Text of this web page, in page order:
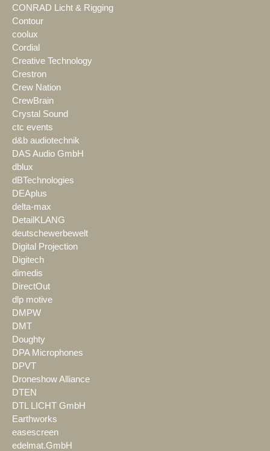
CONRAD Licht & Rigging
Contour
coolux
Cordial
Creative Technology
Crestron
Crew Nation
CrewBrain
Crystal Sound
ctc events
d&b audiotechnik
DAS Audio GmbH
dblux
dBTechnologies
DEAplus
delta-max
DetailKLANG
deutschewerbewelt
Digital Projection
Digitech
dimedis
DirectOut
dlp motive
DMPW
DMT
Doughty
DPA Microphones
DPVT
Droneshow Alliance
DTEN
DTL LICHT GmbH
Earthworks
easescreen
edelmat.GmbH